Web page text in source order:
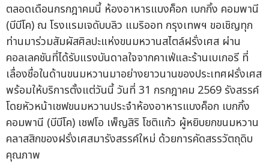
ตลอดเดือนกรกฎาคมนี้ ห้องอาหารแบงค็อก เบกกิ้ง คอมพานี
(บีบีโค) ณ โรงแรมเจดับบลิว แมริออท กรุงเทพฯ ขอเชิญทุก
ท่านมาร่วมสัมผัสศิลปะแห่งขนมหวานสไตล์ฝรั่งเศส ผ่าน
คอลเลคชันที่ได้รับแรงบันดาลใจจากคาเฟ่และร้านเบเกอรี ที่
เลื่องชื่อในด้านขนมหวานมาอย่างยาวนานของประเทศฝรั่งเศส
พร้อมให้บริการตั้งแต่วันนี้ วันที่ 31 กรกฎาคม 2569 รังสรรค์
โดยหัวหน้าเชฟขนมหวานประจำห้องอาหารแบงค็อก เบกกิ้ง
คอมพานี (บีบีโค) เชฟโอ เพ็ญสิริ โชติแก้ว ผู้หยิบยกขนมหวาน
คลาสสิกของฝรั่งเศสมารังสรรค์ใหม่ ด้วยการคัดสรรวัตถุดิบ
คุณภาพ